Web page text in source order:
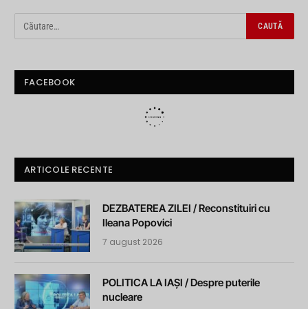
FACEBOOK
ARTICOLE RECENTE
DEZBATEREA ZILEI / Reconstituiri cu
Ileana Popovici
7 august 2026
POLITICA LA IAȘI / Despre puterile
nucleare